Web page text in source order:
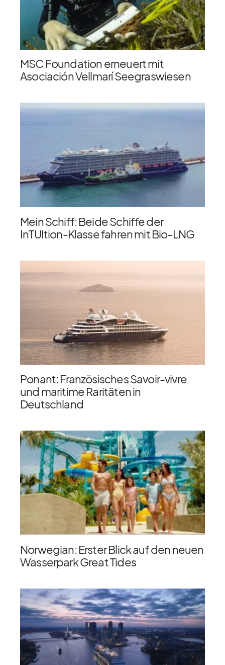
MSC Foundation erneuert mit
Asociación Vellmarí Seegraswiesen
Mein Schiff: Beide Schiffe der
InTUItion-Klasse fahren mit Bio-LNG
Ponant: Französisches Savoir-vivre
und maritime Raritäten in
Deutschland
Norwegian: Erster Blick auf den neuen
Wasserpark Great Tides